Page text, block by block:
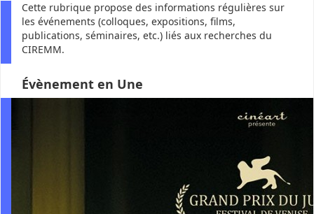
Cette rubrique propose des informations régulières sur
les événements (colloques, expositions, films,
publications, séminaires, etc.) liés aux recherches du
CIREMM.
Évènement en Une